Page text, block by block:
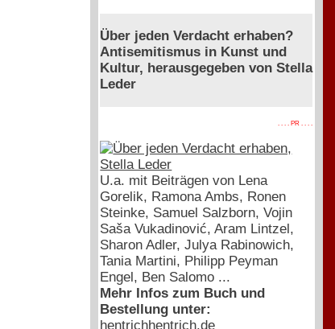
Über jeden Verdacht erhaben?
Antisemitismus in Kunst und
Kultur, herausgegeben von Stella
Leder
. . . . PR . . . .
U.a. mit Beiträgen von Lena
Gorelik, Ramona Ambs, Ronen
Steinke, Samuel Salzborn, Vojin
Saša Vukadinović, Aram Lintzel,
Sharon Adler, Julya Rabinowich,
Tania Martini, Philipp Peyman
Engel, Ben Salomo ...
Mehr Infos zum Buch und
Bestellung unter:
hentrichhentrich.de